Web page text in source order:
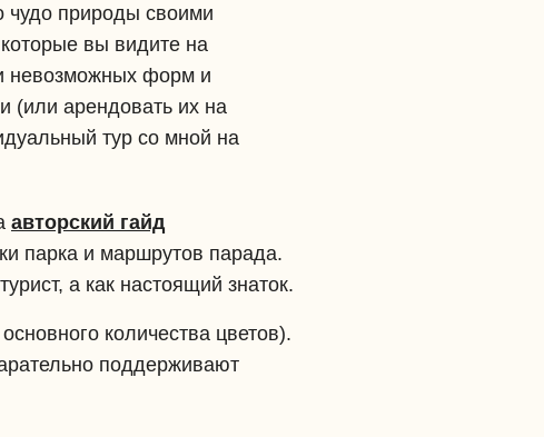
чудо природы своими
вы видите на
невозможных форм и
(или арендовать их на
тур со мной на
авторский гайд
парка и маршрутов парада.
а как настоящий знаток.
количества цветов).
поддерживают